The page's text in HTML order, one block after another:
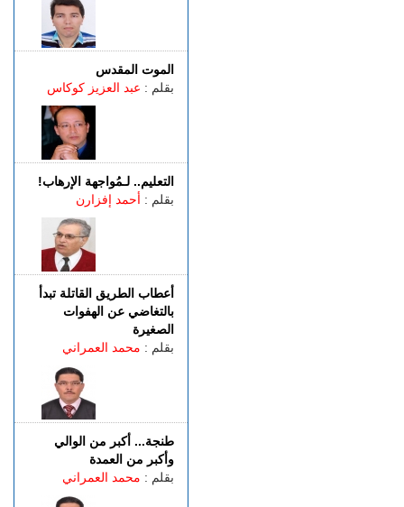
الموت المقدس
بقلم : عبد العزيز كوكاس
التعليم.. لـمُواجهة الإرهاب!
بقلم : أحمد إفزارن
أعطاب الطريق القاتلة تبدأ
بالتغاضي عن الهفوات
الصغيرة
بقلم : محمد العمراني
طنجة... أكبر من الوالي
وأكبر من العمدة
بقلم : محمد العمراني